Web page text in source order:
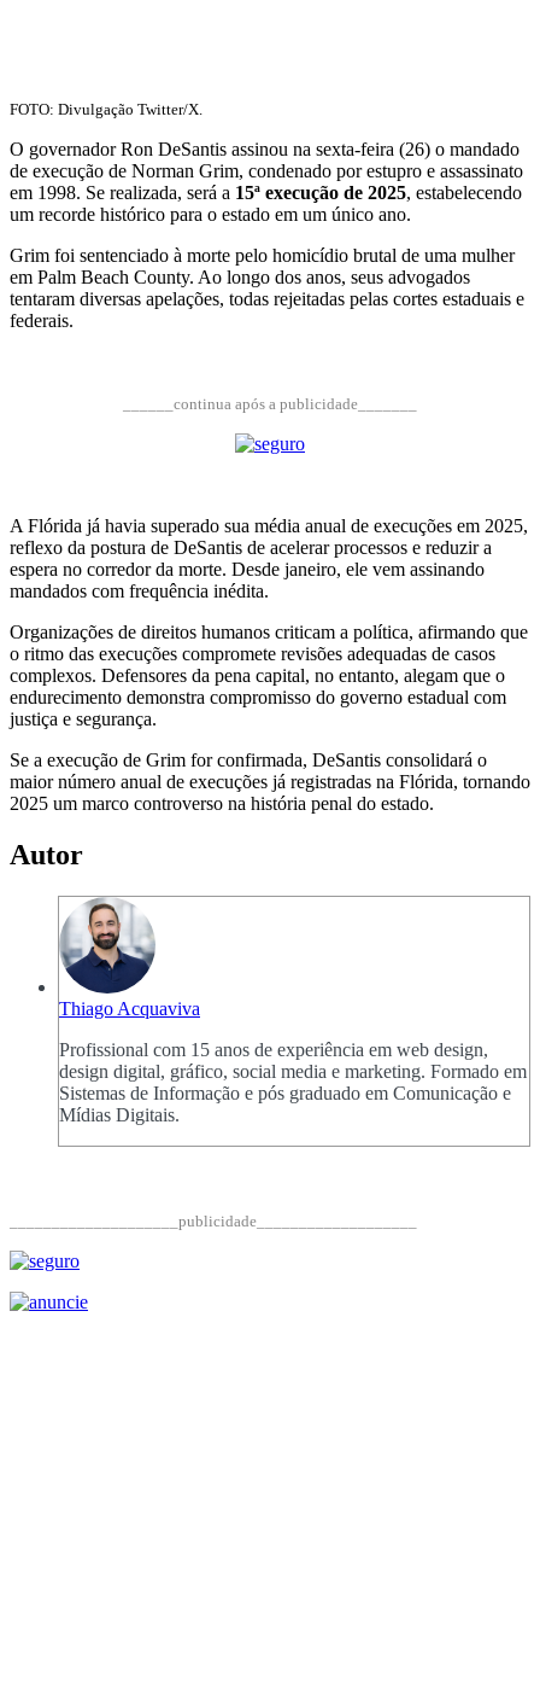
FOTO: Divulgação Twitter/X.
O governador Ron DeSantis assinou na sexta-feira (26) o mandado
de execução de Norman Grim, condenado por estupro e assassinato
em 1998. Se realizada, será a 15ª execução de 2025, estabelecendo
um recorde histórico para o estado em um único ano.
Grim foi sentenciado à morte pelo homicídio brutal de uma mulher
em Palm Beach County. Ao longo dos anos, seus advogados
tentaram diversas apelações, todas rejeitadas pelas cortes estaduais e
federais.
______continua após a publicidade_______
A Flórida já havia superado sua média anual de execuções em 2025,
reflexo da postura de DeSantis de acelerar processos e reduzir a
espera no corredor da morte. Desde janeiro, ele vem assinando
mandados com frequência inédita.
Organizações de direitos humanos criticam a política, afirmando que
o ritmo das execuções compromete revisões adequadas de casos
complexos. Defensores da pena capital, no entanto, alegam que o
endurecimento demonstra compromisso do governo estadual com
justiça e segurança.
Se a execução de Grim for confirmada, DeSantis consolidará o
maior número anual de execuções já registradas na Flórida, tornando
2025 um marco controverso na história penal do estado.
Autor
Thiago Acquaviva
Profissional com 15 anos de experiência em web design,
design digital, gráfico, social media e marketing. Formado em
Sistemas de Informação e pós graduado em Comunicação e
Mídias Digitais.
____________________publicidade___________________